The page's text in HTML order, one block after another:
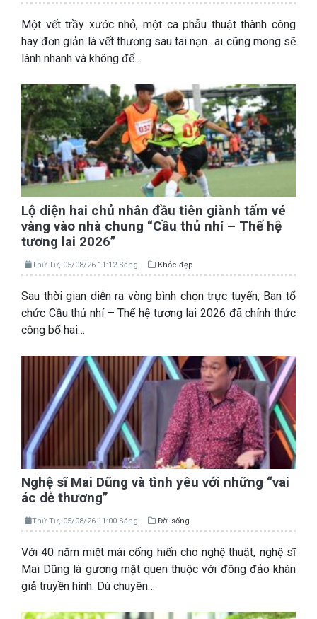
Một vết trầy xước nhỏ, một ca phẫu thuật thành công
hay đơn giản là vết thương sau tai nạn…ai cũng mong sẽ
lành nhanh và không để…
Lộ diện hai chủ nhân đầu tiên giành tấm vé
vàng vào nhà chung “Cầu thủ nhí – Thế hệ
tương lai 2026”
Thứ Tư, 05/08/26 11:12 Sáng Khỏe đẹp
Sau thời gian diễn ra vòng bình chọn trực tuyến, Ban tổ
chức Cầu thủ nhí – Thế hệ tương lai 2026 đã chính thức
công bố hai…
Nghệ sĩ Mai Dũng và tình yêu với những “vai
ác dễ thương”
Thứ Tư, 05/08/26 11:00 Sáng Đời sống
Với 40 năm miệt mài cống hiến cho nghệ thuật, nghệ sĩ
Mai Dũng là gương mặt quen thuộc với đông đảo khán
giả truyền hình. Dù chuyên…